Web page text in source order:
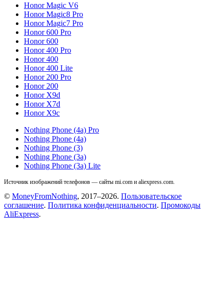
Honor Magic V6
Honor Magic8 Pro
Honor Magic7 Pro
Honor 600 Pro
Honor 600
Honor 400 Pro
Honor 400
Honor 400 Lite
Honor 200 Pro
Honor 200
Honor X9d
Honor X7d
Honor X9c
Nothing Phone (4a) Pro
Nothing Phone (4a)
Nothing Phone (3)
Nothing Phone (3a)
Nothing Phone (3a) Lite
Источник изображений телефонов — сайты mi.com и aliexpress.com.
© MoneyFromNothing, 2017–2026. Пользовательское
соглашение. Политика конфиденциальности. Промокоды
AliExpress.